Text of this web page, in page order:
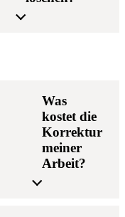
Was
kostet die
Korrektur
meiner
Arbeit?